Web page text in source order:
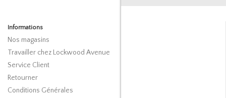
Informations
Nos magasins
Travailler chez Lockwood Avenue
Service Client
Retourner
Conditions Générales